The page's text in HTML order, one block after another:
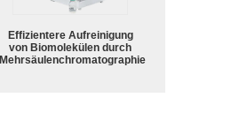
Effizientere Aufreinigung
von Biomolekülen durch
Mehrsäulenchromatographie